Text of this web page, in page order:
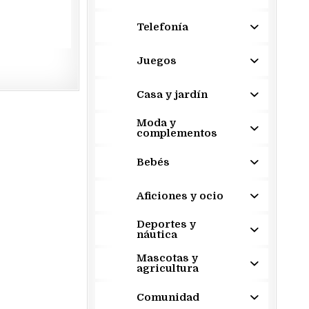
Telefonía
Juegos
Casa y jardín
Moda y
complementos
Bebés
Aficiones y ocio
Deportes y
náutica
Mascotas y
agricultura
Comunidad